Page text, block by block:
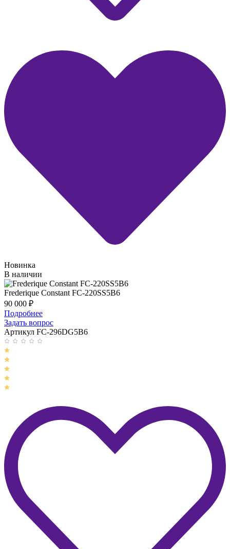
Новинка
В наличии
Frederique Constant FC-220SS5B6
90 000 ₽
Подробнее
Задать вопрос
Артикул FC-296DG5B6